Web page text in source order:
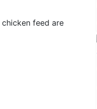
feed are